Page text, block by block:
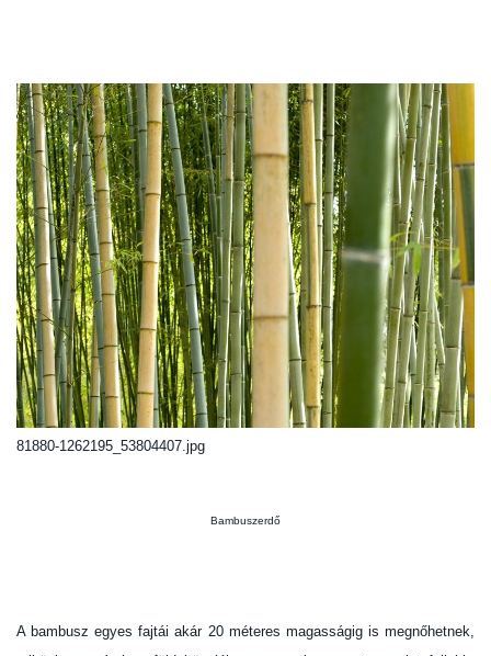
81880-1262195_53804407.jpg
Bambuszerdő
A bambusz egyes fajtái akár 20 méteres magasságig is megnőhetnek,